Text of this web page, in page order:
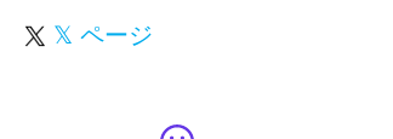
𝕏 ページ